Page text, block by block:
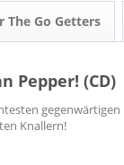
The Go Getters
Pepper! (CD)
Knallern!